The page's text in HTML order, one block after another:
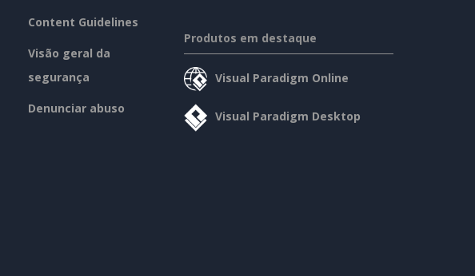
Content Guidelines
Visão geral da
segurança
Denunciar abuso
Produtos em destaque
Visual Paradigm Online
Visual Paradigm Desktop